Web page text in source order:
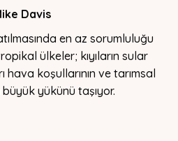
Davis
en az sorumluluğu
ülkeler; kıyıların sular
hava koşullarının ve tarımsal
büyük yükünü taşıyor.